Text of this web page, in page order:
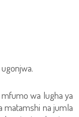
wa lugha ya
matamshi na jumla